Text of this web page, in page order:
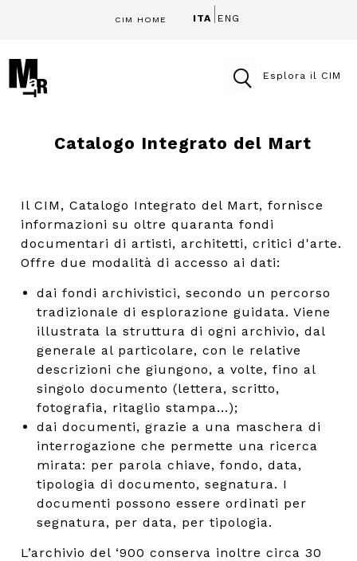
CIM HOME ITA ENG
Esplora il CIM
Catalogo Integrato del Mart
Il CIM, Catalogo Integrato del Mart, fornisce
informazioni su oltre quaranta fondi
documentari di artisti, architetti, critici d'arte.
Offre due modalità di accesso ai dati:
dai fondi archivistici, secondo un percorso
tradizionale di esplorazione guidata. Viene
illustrata la struttura di ogni archivio, dal
generale al particolare, con le relative
descrizioni che giungono, a volte, fino al
singolo documento (lettera, scritto,
fotografia, ritaglio stampa...);
dai documenti, grazie a una maschera di
interrogazione che permette una ricerca
mirata: per parola chiave, fondo, data,
tipologia di documento, segnatura. I
documenti possono essere ordinati per
segnatura, per data, per tipologia.
L’archivio del ‘900 conserva inoltre circa 30